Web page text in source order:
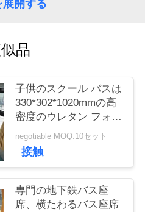
展開する
品
子供のスクール バスは
330*302*1020mmの高
密度のウレタン フォー
ムをつけます
negotiable MOQ:10セット
接触
専門の地下鉄バス座
席、横たわるバス座席